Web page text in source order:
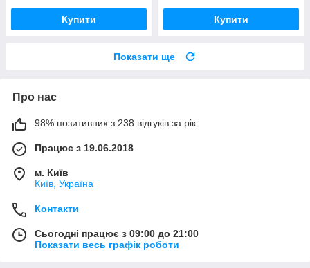
Купити Купити
Показати ще
Про нас
98% позитивних з 238 відгуків за рік
Працює з 19.06.2018
м. Київ
Київ, Україна
Контакти
Сьогодні працює з 09:00 до 21:00
Показати весь графік роботи